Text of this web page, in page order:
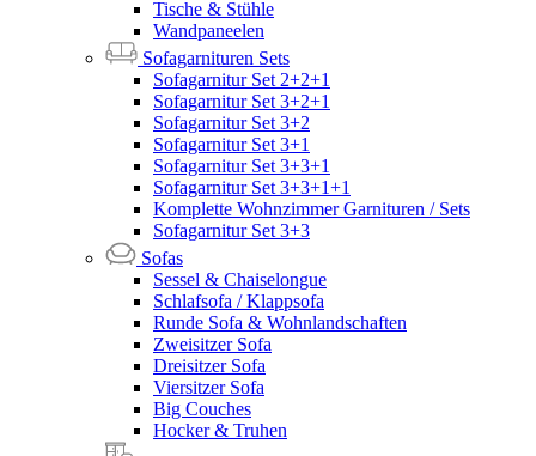
Tische & Stühle
Wandpaneelen
Sofagarnituren Sets
Sofagarnitur Set 2+2+1
Sofagarnitur Set 3+2+1
Sofagarnitur Set 3+2
Sofagarnitur Set 3+1
Sofagarnitur Set 3+3+1
Sofagarnitur Set 3+3+1+1
Komplette Wohnzimmer Garnituren / Sets
Sofagarnitur Set 3+3
Sofas
Sessel & Chaiselongue
Schlafsofa / Klappsofa
Runde Sofa & Wohnlandschaften
Zweisitzer Sofa
Dreisitzer Sofa
Viersitzer Sofa
Big Couches
Hocker & Truhen